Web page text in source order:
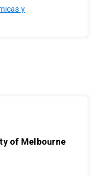
y
of Melbourne